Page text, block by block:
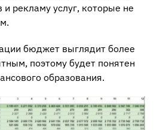
рекламу услуг, которые не
бюджет выглядит более
поэтому будет понятен
образования.